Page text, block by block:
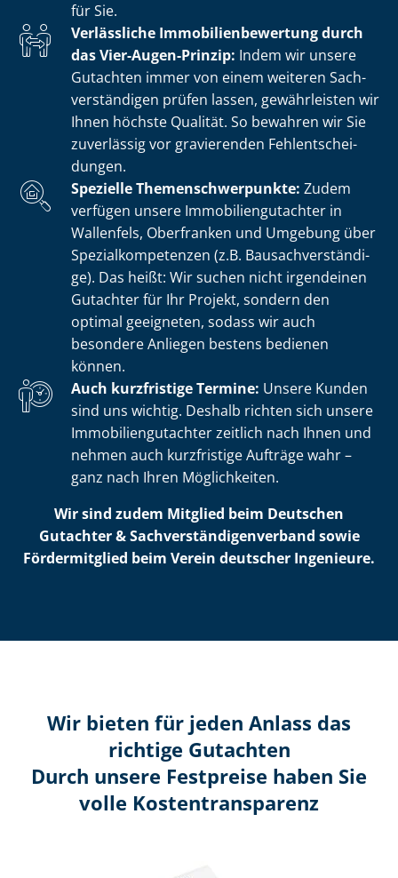
für Sie.
Verlässliche Im­mo­bi­li­en­be­wer­tung durch
das Vier-Augen-Prinzip: Indem wir unsere
Gutachten immer von einem weiteren Sach­
ver­stän­di­gen prüfen lassen, gewährleisten wir
Ihnen höchste Qualität. So bewahren wir Sie
zuverlässig vor gravierenden Fehl­ent­schei­
dun­gen.
Spezielle The­men­schwer­punk­te: Zudem
verfügen unsere Im­mo­bi­li­en­gut­ach­ter in
Wallenfels, Oberfranken und Umgebung über
Spe­zi­al­kom­pe­ten­zen (z.B. Bau­sach­ver­stän­di­
ge). Das heißt: Wir suchen nicht irgendeinen
Gutachter für Ihr Projekt, sondern den
optimal geeigneten, sodass wir auch
besondere Anliegen bestens bedienen
können.
Auch kurzfristige Termine: Unsere Kunden
sind uns wichtig. Deshalb richten sich unsere
Im­mo­bi­li­en­gut­ach­ter zeitlich nach Ihnen und
nehmen auch kurzfristige Aufträge wahr –
ganz nach Ihren Möglichkeiten.
Wir sind zudem Mitglied beim Deutschen
Gutachter & Sach­ver­stän­di­gen­ver­band sowie
Fördermitglied beim Verein deutscher Ingenieure.
Wir bieten für jeden Anlass das
richtige Gutachten
Durch unsere Festpreise haben Sie
volle Kosten­transparenz